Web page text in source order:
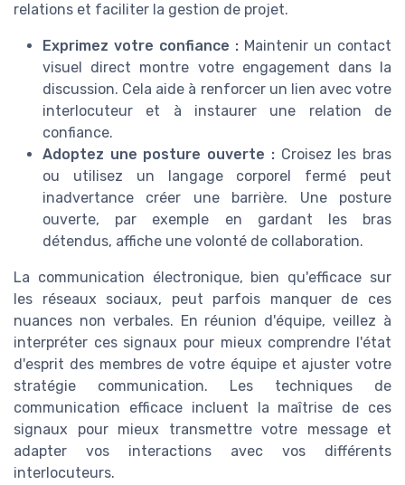
relations et faciliter la gestion de projet.
Exprimez votre confiance : Maintenir un contact
visuel direct montre votre engagement dans la
discussion. Cela aide à renforcer un lien avec votre
interlocuteur et à instaurer une relation de
confiance.
Adoptez une posture ouverte :Croisez les bras
ou utilisez un langage corporel fermé peut
inadvertance créer une barrière. Une posture
ouverte, par exemple en gardant les bras
détendus, affiche une volonté de collaboration.
La communication électronique, bien qu'efficace sur
les réseaux sociaux, peut parfois manquer de ces
nuances non verbales. En réunion d'équipe, veillez à
interpréter ces signaux pour mieux comprendre l'état
d'esprit des membres de votre équipe et ajuster votre
stratégie communication. Les techniques de
communication efficace incluent la maîtrise de ces
signaux pour mieux transmettre votre message et
adapter vos interactions avec vos différents
interlocuteurs.